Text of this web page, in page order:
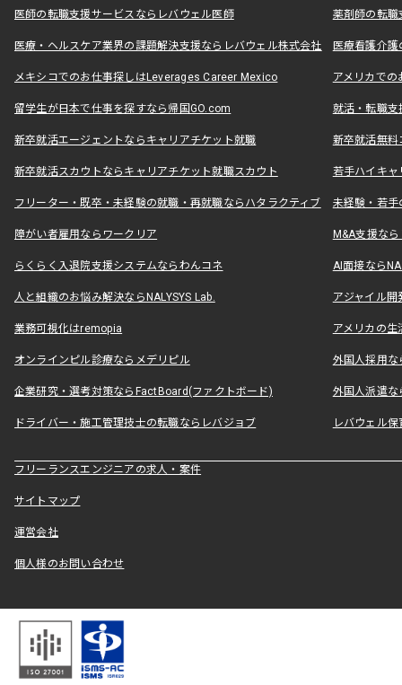
医師の転職支援サービスならレバウェル医師 薬剤師の転
医療・ヘルスケア業界の課題解決支援ならレバウェル株式会社 医療看護介
メキシコでのお仕事探しはLeverages Career Mexico アメリカで
留学生が日本で仕事を探すなら帰国GO.com 就活・転職
新卒就活エージェントならキャリアチケット就職 新卒就活無料
新卒就活スカウトならキャリアチケット就職スカウト 若手ハイキ
フリーター・既卒・未経験の就職・再就職ならハタラクティブ 未経験・若手
障がい者雇用ならワークリア M&A支援な
らくらく入退院支援システムならわんコネ AI面接なら
人と組織のお悩み解決ならNALYSYS Lab. アジャイル
業務可視化はremopia アメリカの
オンラインピル診療ならメデリピル 外国人採用
企業研究・選考対策ならFactBoard(ファクトボード) 外国人派遣な
ドライバー・施工管理技士の転職ならレバジョブ レバウェル
フリーランスエンジニアの求人・案件
サイトマップ
運営会社
個人様のお問い合わせ